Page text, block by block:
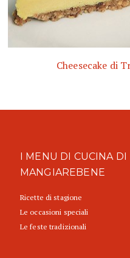
Cheesecake di
I MENU DI CUCINA DI
MANGIAREBENE
Ricette di stagione
Le occasioni speciali
Le feste tradizionali